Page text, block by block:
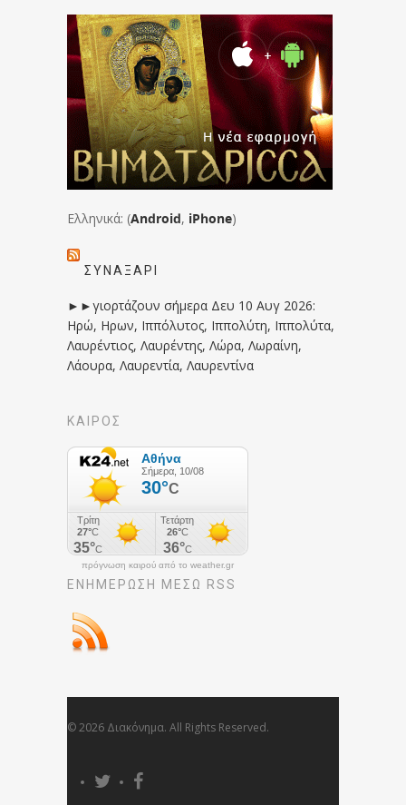
Ελληνικά: (Android, iPhone)
ΣΥΝΑΞΆΡΙ
►►γιορτάζουν σήμερα Δευ 10 Αυγ 2026:
Ηρώ, Ηρων, Ιππόλυτος, Ιππολύτη, Ιππολύτα,
Λαυρέντιος, Λαυρέντης, Λώρα, Λωραίνη,
Λάουρα, Λαυρεντία, Λαυρεντίνα
ΚΑΙΡΟΣ
πρόγνωση καιρού από το weather.gr
ΕΝΗΜΈΡΩΣΉ ΜΕΣΩ RSS
© 2026 Διακόνημα. All Rights Reserved.